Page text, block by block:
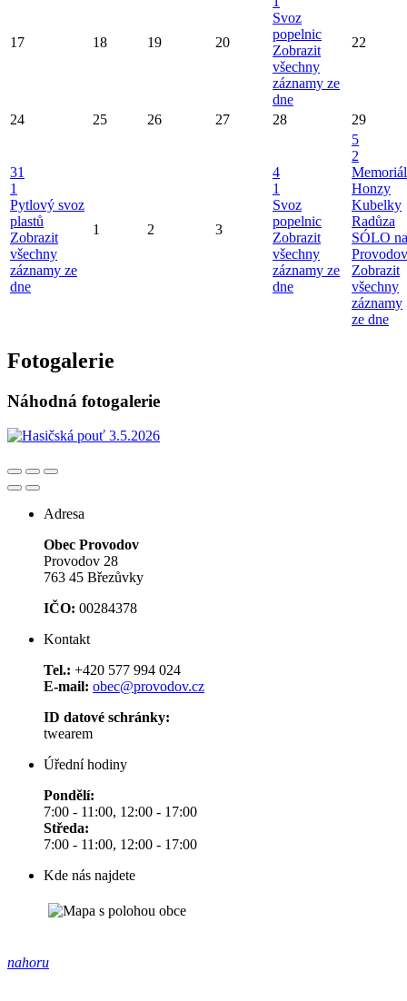
17 18 19 20
Svoz
popelnic
Zobrazit
všechny
záznamy ze
dne
22
24 25 26 27 28 29
31
1
Pytlový svoz
plastů
Zobrazit
všechny
záznamy ze
dne
1 2 3
4
1
Svoz
popelnic
Zobrazit
všechny
záznamy ze
dne
5
2
Memoriál
Honzy
Kubelky
Radůza
SÓLO na
Zobrazit
všechny
záznamy
ze dne
Fotogalerie
Náhodná fotogalerie
Adresa
Obec Provodov
Provodov 28
763 45 Březůvky
IČO: 00284378
Kontakt
Tel.: +420 577 994 024
E-mail: obec@provodov.cz
ID datové schránky:
twearem
Úřední hodiny
Pondělí:
7:00 - 11:00, 12:00 - 17:00
Středa:
7:00 - 11:00, 12:00 - 17:00
Kde nás najdete
nahoru